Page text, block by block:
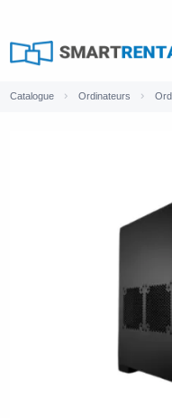
Catalogue Ordinateurs